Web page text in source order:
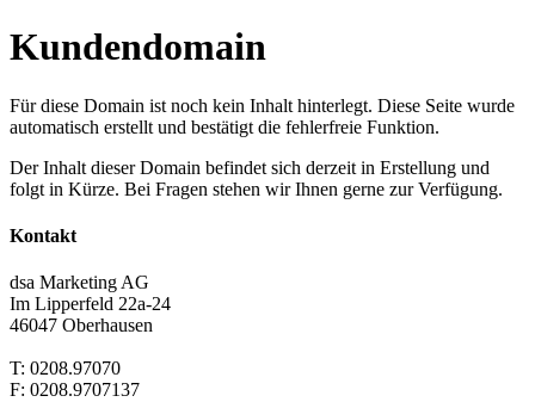
Kundendomain
Für diese Domain ist noch kein Inhalt hinterlegt. Diese Seite wurde
automatisch erstellt und bestätigt die fehlerfreie Funktion.
Der Inhalt dieser Domain befindet sich derzeit in Erstellung und
folgt in Kürze. Bei Fragen stehen wir Ihnen gerne zur Verfügung.
Kontakt
dsa Marketing AG
Im Lipperfeld 22a-24
46047 Oberhausen
T: 0208.97070
F: 0208.9707137